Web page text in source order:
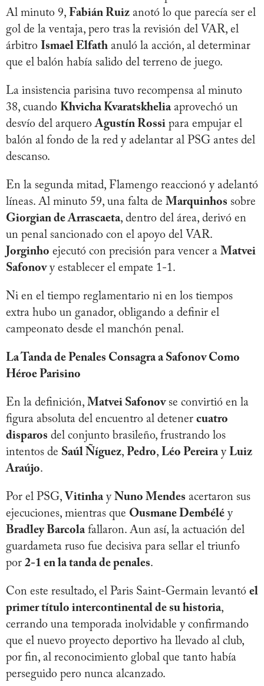
Al minuto 9, Fabián Ruiz anotó lo que parecía ser el
gol de la ventaja, pero tras la revisión del VAR, el
árbitro Ismael Elfath anuló la acción, al determinar
que el balón había salido del terreno de juego.
La insistencia parisina tuvo recompensa al minuto
38, cuando Khvicha Kvaratskheliaaprovechó un
desvío del arqueroAgustín Rossi para empujar el
balón al fondo de la red y adelantar al PSG antes del
descanso.
En la segunda mitad, Flamengo reaccionó y adelantó
líneas. Al minuto 59, una falta de Marquinhos sobre
Giorgian de Arrascaeta, dentro del área, derivó en
un penal sancionado con el apoyo del VAR.
Jorginho ejecutó con precisión para vencer a Matvei
Safonovy establecer el empate 1-1.
Ni en el tiempo reglamentario ni en los tiempos
extra hubo un ganador, obligando a definir el
campeonato desde el manchón penal.
La Tanda de Penales Consagra a Safonov Como
Héroe Parisino
En la definición, Matvei Safonovse convirtió en la
figura absoluta del encuentro al detener cuatro
disparos del conjunto brasileño, frustrando los
intentos de Saúl Ñíguez, Pedro, Léo Pereiray Luiz
Araújo.
Por el PSG, Vitinhay Nuno Mendes acertaron sus
ejecuciones, mientras que Ousmane Dembélé y
Bradley Barcolafallaron. Aun así, la actuación del
guardameta ruso fue decisiva para sellar el triunfo
por 2-1 en la tanda de penales.
Con este resultado, el Paris Saint-Germain levantó el
primer título intercontinental de su historia,
cerrando una temporada inolvidable y confirmando
que el nuevo proyecto deportivo ha llevado al club,
por fin, al reconocimiento global que tanto había
perseguido pero nunca alcanzado.